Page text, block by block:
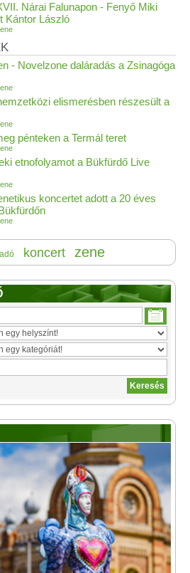
Nárai Falunapon - Fenyő Miki
Kántor László
- Novelzone daláradás a Zsinagóga
elismerésben részesült a
pénteken a Termál teret
etnofolyamot a Bükfürdő Live
koncertet adott a 20 éves
koncert zene